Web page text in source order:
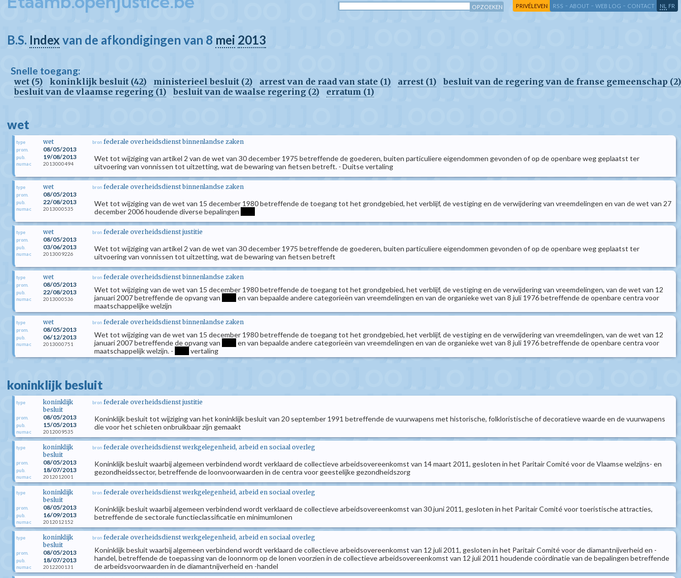
PRIVÉLEVEN RSS - ABOUT - WEB LOG - CONTACT NL FR
B.S. Indexvan de afkondigingen van 8 mei 2013
Snelle toegang:
wet (5) koninklijk besluit (42) ministerieel besluit (2) arrest van de raad van state (1) arrest (1)
besluit van de regering van de franse gemeenschap (2)
besluit van de vlaamse regering (1)
besluit van de waalse regering (2) erratum (1)
wet
type wet
prom. 08/05/2013
pub. 19/08/2013
numac 2013000494
bron federale overheidsdienst binnenlandse zaken
Wet tot wijziging van artikel 2 van de wet van 30 december 1975 betreffende de goederen, buiten particuliere eigendommen gevonden of op de openbare weg geplaatst ter
uitvoering van vonnissen tot uitzetting, wat de bewaring van fietsen betreft. - Duitse vertaling
type wet
prom. 08/05/2013
pub. 22/08/2013
numac 2013000535
bron federale overheidsdienst binnenlandse zaken
Wet tot wijziging van de wet van 15 december 1980 betreffende de toegang tot het grondgebied, het verblijf, de vestiging en de verwijdering van vreemdelingen en van de wet van 27
december 2006 houdende diverse bepalingen
type wet
prom. 08/05/2013
pub. 03/06/2013
numac 2013009226
bron federale overheidsdienst justitie
Wet tot wijziging van artikel 2 van de wet van 30 december 1975 betreffende de goederen, buiten particuliere eigendommen gevonden of op de openbare weg geplaatst ter
uitvoering van vonnissen tot uitzetting, wat de bewaring van fietsen betreft
type wet
prom. 08/05/2013
pub. 22/08/2013
numac 2013000536
bron federale overheidsdienst binnenlandse zaken
Wet tot wijziging van de wet van 15 december 1980 betreffende de toegang tot het grondgebied, het verblijf, de vestiging en de verwijdering van vreemdelingen, van de wet van 12
januari 2007 betreffende de opvang van
en van bepaalde andere categorieën van vreemdelingen en van de organieke wet van 8 juli 1976 betreffende de openbare centra voor
maatschappelijke welzijn
type wet
prom. 08/05/2013
pub. 06/12/2013
numac 2013000751
bron federale overheidsdienst binnenlandse zaken
Wet tot wijziging van de wet van 15 december 1980 betreffende de toegang tot het grondgebied, het verblijf, de vestiging en de verwijdering van vreemdelingen, van de wet van 12
januari 2007 betreffende de opvang van
en van bepaalde andere categorieën van vreemdelingen en van de organieke wet van 8 juli 1976 betreffende de openbare centra voor
maatschappelijk welzijn. -
vertaling
koninklijk besluit
type
koninklijk
besluit
prom. 08/05/2013
pub. 15/05/2013
numac 2012009535
bron federale overheidsdienst justitie
Koninklijk besluit tot wijziging van het koninklijk besluit van 20 september 1991 betreffende de vuurwapens met historische, folkloristische of decoratieve waarde en de vuurwapens
die voor het schieten onbruikbaar zijn gemaakt
type
koninklijk
besluit
prom. 08/05/2013
pub. 18/07/2013
numac 2012012001
bron federale overheidsdienst werkgelegenheid, arbeid en sociaal overleg
Koninklijk besluit waarbij algemeen verbindend wordt verklaard de collectieve arbeidsovereenkomst van 14 maart 2011, gesloten in het Paritair Comité voor de Vlaamse welzijns- en
gezondheidssector, betreffende de loonvoorwaarden in de centra voor geestelijke gezondheidszorg
type
koninklijk
besluit
prom. 08/05/2013
pub. 16/09/2013
numac 2012012152
bron federale overheidsdienst werkgelegenheid, arbeid en sociaal overleg
Koninklijk besluit waarbij algemeen verbindend wordt verklaard de collectieve arbeidsovereenkomst van 30 juni 2011, gesloten in het Paritair Comité voor toeristische attracties,
betreffende de sectorale functieclassificatie en minimumlonen
type
koninklijk
besluit
prom. 08/05/2013
pub. 18/07/2013
numac 2012200131
bron federale overheidsdienst werkgelegenheid, arbeid en sociaal overleg
Koninklijk besluit waarbij algemeen verbindend wordt verklaard de collectieve arbeidsovereenkomst van 12 juli 2011, gesloten in het Paritair Comité voor de diamantnijverheid en -
handel, betreffende de toepassing van de loonnorm op de lonen voorzien in de collectieve arbeidsovereenkomst van 12 juli 2011 houdende coördinatie van de bepalingen betreffende
de arbeidsvoorwaarden in de diamantnijverheid en -handel